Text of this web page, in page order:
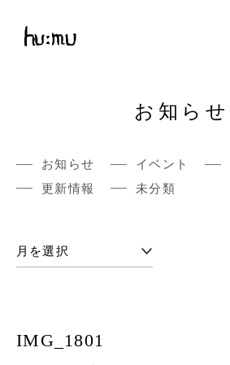
お知らせ
お知らせ イベント
更新情報
未分類
IMG_1801